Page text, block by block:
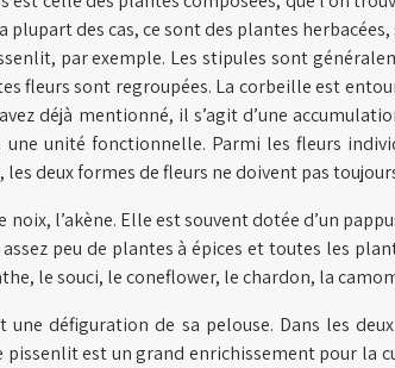
des cas, ce sont des plantes
par exemple. Les stipules sont
fleurs sont regroupées. La corbeille est
déjà mentionné, il s’agit d’une
unité fonctionnelle. Parmi les fleurs
deux formes de fleurs ne doivent pas
l’akène. Elle est souvent dotée d’un
peu de plantes à épices et toutes les
le souci, le coneflower, le chardon, la
défiguration de sa pelouse. Dans les
est un grand enrichissement pour la